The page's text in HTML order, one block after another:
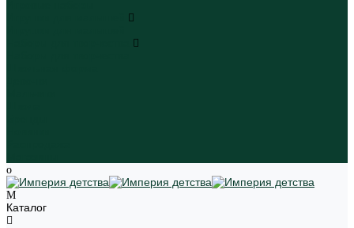
Каталог